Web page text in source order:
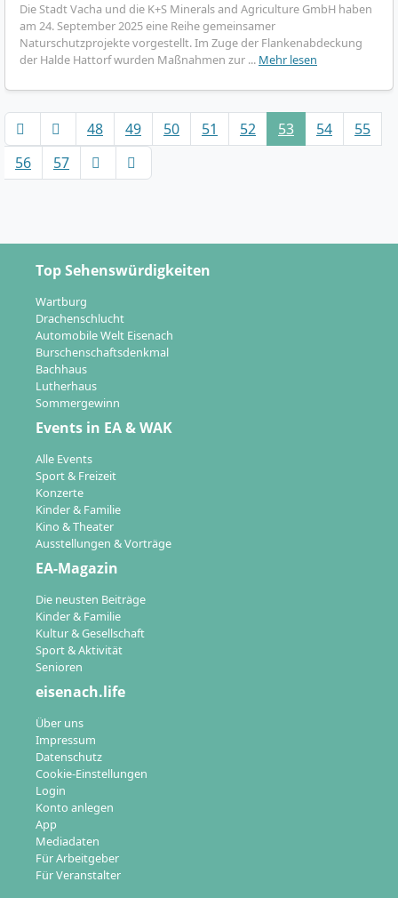
Die Stadt Vacha und die K+S Minerals and Agriculture GmbH haben
am 24. September 2025 eine Reihe gemeinsamer
Naturschutzprojekte vorgestellt. Im Zuge der Flankenabdeckung
der Halde Hattorf wurden Maßnahmen zur ... Mehr lesen
48 49 50 51 52 53 54
55
56
57
Top Sehenswürdigkeiten
Wartburg
Drachenschlucht
Automobile Welt Eisenach
Burschenschaftsdenkmal
Bachhaus
Lutherhaus
Sommergewinn
Events in EA & WAK
Alle Events
Sport & Freizeit
Konzerte
Kinder & Familie
Kino & Theater
Ausstellungen & Vorträge
EA-Magazin
Die neusten Beiträge
Kinder & Familie
Kultur & Gesellschaft
Sport & Aktivität
Senioren
eisenach.life
Über uns
Impressum
Datenschutz
Cookie-Einstellungen
Login
Konto anlegen
App
Mediadaten
Für Arbeitgeber
Für Veranstalter